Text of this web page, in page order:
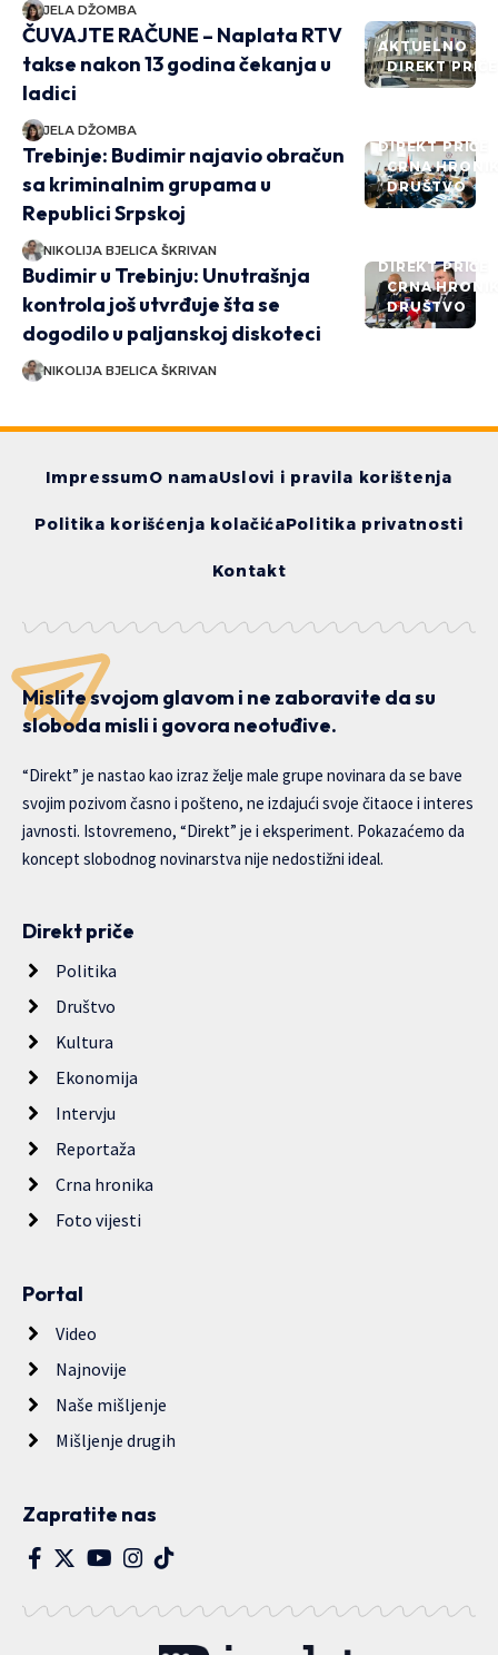
JELA DŽOMBA
AKTUELNO
DIREKT PRIČE
ČUVAJTE RAČUNE – Naplata RTV
takse nakon 13 godina čekanja u
ladici
JELA DŽOMBA
DIREKT PRIČE
CRNA
DRUŠTVO
Trebinje: Budimir najavio obračun
sa kriminalnim grupama u
Republici Srpskoj
NIKOLIJA BJELICA ŠKRIVAN
DIREKT PRIČE
CRNA
DRUŠTVO
Budimir u Trebinju: Unutrašnja
kontrola još utvrđuje šta se
dogodilo u paljanskoj diskoteci
NIKOLIJA BJELICA ŠKRIVAN
ImpressumO namaUslovi i pravila korištenja
Politika korišćenja kolačićaPolitika privatnosti
Kontakt
Mislite svojom glavom i ne zaboravite da su
sloboda misli i govora neotuđive.
“Direkt” je nastao kao izraz želje male grupe novinara da se bave
svojim pozivom časno i pošteno, ne izdajući svoje čitaoce i interes
javnosti. Istovremeno, “Direkt” je i eksperiment. Pokazaćemo da
koncept slobodnog novinarstva nije nedostižni ideal.
Direkt priče
Politika
Društvo
Kultura
Ekonomija
Intervju
Reportaža
Crna hronika
Foto vijesti
Portal
Video
Najnovije
Naše mišljenje
Mišljenje drugih
Zapratite nas